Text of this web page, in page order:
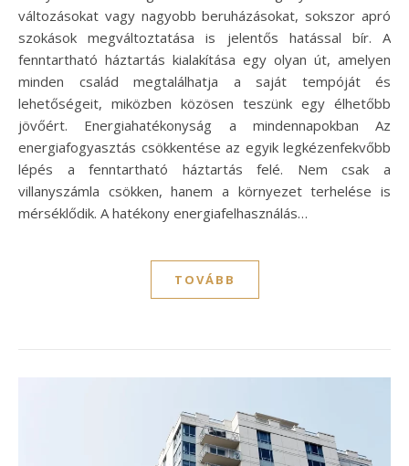
változásokat vagy nagyobb beruházásokat, sokszor apró
szokások megváltoztatása is jelentős hatással bír. A
fenntartható háztartás kialakítása egy olyan út, amelyen
minden család megtalálhatja a saját tempóját és
lehetőségeit, miközben közösen teszünk egy élhetőbb
jövőért. Energiahatékonyság a mindennapokban Az
energiafogyasztás csökkentése az egyik legkézenfekvőbb
lépés a fenntartható háztartás felé. Nem csak a
villanyszámla csökken, hanem a környezet terhelése is
mérséklődik. A hatékony energiafelhasználás…
TOVÁBB